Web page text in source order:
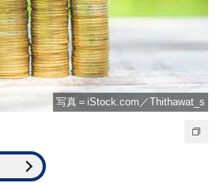
写真＝iStock.com／Thithawat_s